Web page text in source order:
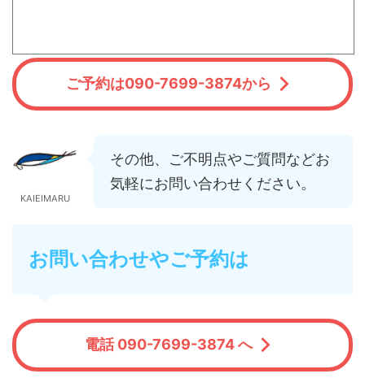
ご予約は090-7699-3874から
KAIEIMARU
その他、ご不明点やご質問などお
気軽にお問い合わせください。
お問い合わせやご予約は
電話 090-7699-3874 へ